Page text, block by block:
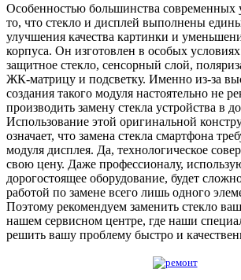
Особенностью большинства современных
то, что стекло и дисплей выполнены
улучшения качества картинки и
корпуса. Он изготовлен в особых условиях
защитное стекло, сенсорный слой,
ЖК-матрицу и подсветку. Именно из-за
создания такого модуля настоятельно не
производить замену стекла устройства в
Использование этой оригинальной
означает, что замена стекла смартфона
модуля дисплея. Да, технологическое
свою цену. Даже профессионалу,
дорогостоящее оборудование, будет
работой по замене всего лишь одного
Поэтому рекомендуем заменить стекло
нашем сервисном центре, где наши
решить вашу проблему быстро и